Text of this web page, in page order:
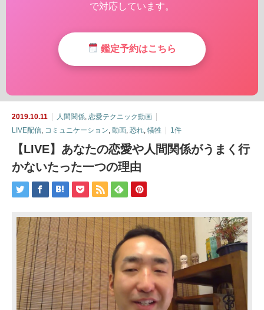
で対応しています。
鑑定予約はこちら
2019.10.11 人間関係 恋愛テクニック動画
LIVE配信 コミュニケーション 動画 恐れ 犠牲 1件
【LIVE】あなたの恋愛や人間関係がうまく行
かないたった一つの理由